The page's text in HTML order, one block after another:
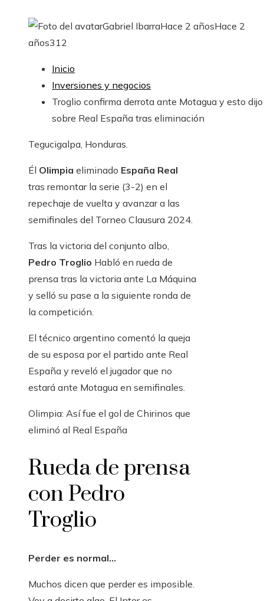
Gabriel IbarraHace 2 añosHace 2
años312
Inicio
Inversiones y negocios
Troglio confirma derrota ante Motagua y esto dijo
sobre Real España tras eliminación
Tegucigalpa, Honduras.
Él Olimpia eliminado España Real
tras remontar la serie (3-2) en el
repechaje de vuelta y avanzar a las
semifinales del Torneo Clausura 2024.
Tras la victoria del conjunto albo,
Pedro Troglio Habló en rueda de
prensa tras la victoria ante La Máquina
y selló su pase a la siguiente ronda de
la competición.
El técnico argentino comentó la queja
de su esposa por el partido ante Real
España y reveló el jugador que no
estará ante Motagua en semifinales.
Olimpia: Así fue el gol de Chirinos que
eliminó al Real España
Rueda de prensa
con Pedro
Troglio
Perder es normal…
Muchos dicen que perder es imposible.